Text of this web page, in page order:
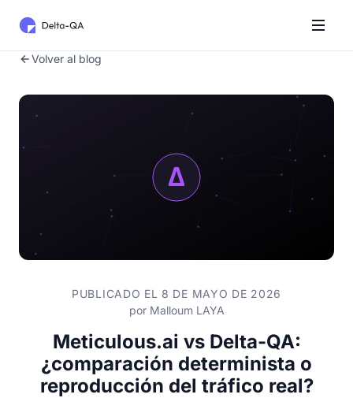
Volver al blog
PUBLICADO EL 8 DE MAYO DE 2026
por Malloum LAYA
Meticulous.ai vs Delta-QA:
¿comparación determinista o
reproducción del tráfico real?